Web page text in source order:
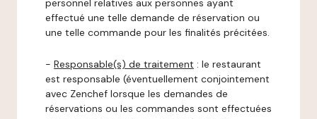
personnel relatives aux personnes ayant
effectué une telle demande de réservation ou
une telle commande pour les finalités précitées.
- Responsable(s) de traitement : le restaurant
est responsable (éventuellement conjointement
avec Zenchef lorsque les demandes de
réservations ou les commandes sont effectuées